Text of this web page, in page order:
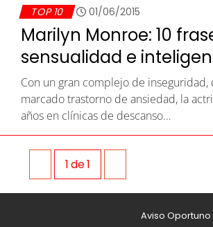
TOP 10 01/06/2015
Marilyn Monroe: 10
sensualidad e
Con un gran complejo de inseguridad,
marcado trastorno de ansiedad, la
años en clínicas de descanso…
1de1
Aviso Oportuno